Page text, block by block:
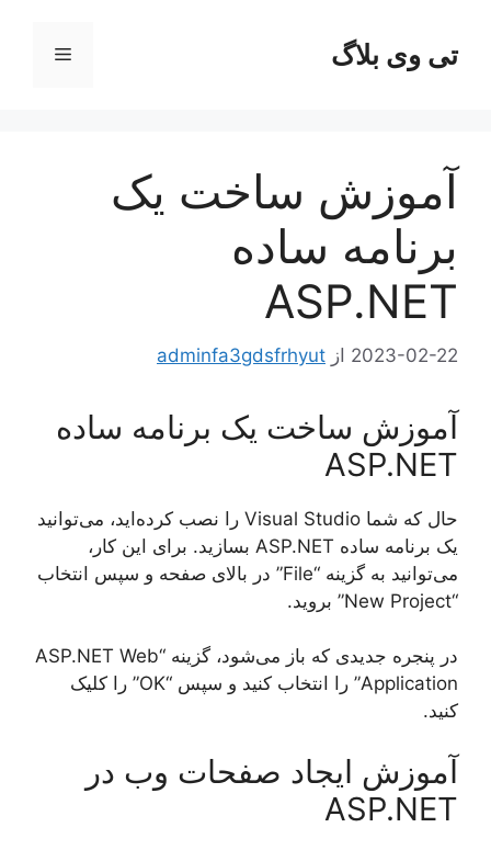
محتواتی وی بلاگ فهرست
آموزش ساخت یک
برنامه ساده
ASP.NET
2023-02-22 از adminfa3gdsfrhyut
آموزش ساخت یک برنامه ساده
ASP.NET
حال که شما Visual Studio را نصب کرده‌اید، می‌توانید
یک برنامه ساده ASP.NET بسازید. برای این کار،
می‌توانید به گزینه “File” در بالای صفحه و سپس انتخاب
“New Project” بروید.
در پنجره جدیدی که باز می‌شود، گزینه “ASP.NET Web
Application” را انتخاب کنید و سپس “OK” را کلیک
کنید.
آموزش ایجاد صفحات وب در
ASP.NET